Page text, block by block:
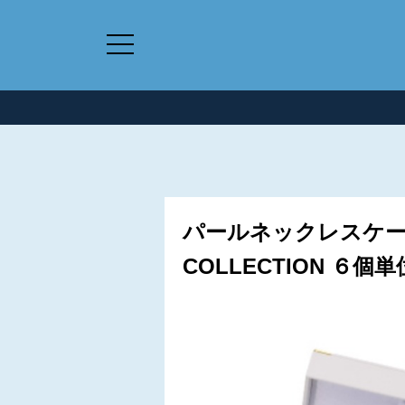
パールネックレスケ
COLLECTION ６個